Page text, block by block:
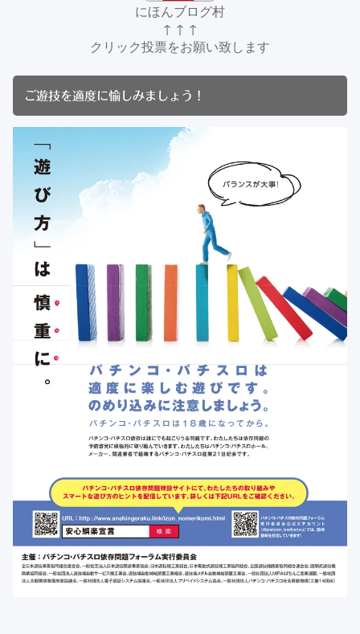
にほんブログ村
↑ ↑ ↑
クリック投票をお願い致します
ご遊技を適度に愉しみましょう！